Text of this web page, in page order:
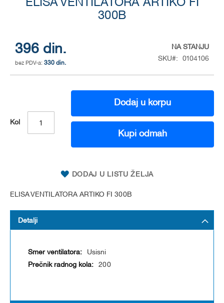
ELISA VENTILATORA ARTIKO FI
300B
396 din.
330 din.
NA STANJU
SKU
0104106
Kol
Dodaj u korpu
Kupi odmah
DODAJ U LISTU ŽELJA
ELISA VENTILATORA ARTIKO FI 300B
the
images
gallery
Detalji
Usisni
200